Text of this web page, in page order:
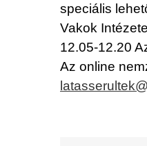
speciális
Vakok
12.05-12.20
Az online